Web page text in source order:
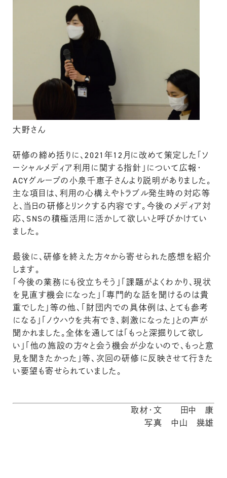
大野さん
研修の締め括りに、2021年12月に改めて策定した「ソ
ーシャルメディア利用に関する指針」について広報・
ACYグループの小泉千恵子さんより説明がありました。
主な項目は、利用の心構えやトラブル発生時の対応等
と、当日の研修とリンクする内容です。今後のメディア対
応、SNSの積極活用に活かして欲しいと呼びかけてい
ました。
最後に、研修を終えた方々から寄せられた感想を紹介
します。
「今後の業務にも役立ちそう」「課題がよくわかり、現状
を見直す機会になった」「専門的な話を聞けるのは貴
重でした」等の他、「財団内での具体例は、とても参考
になる」「ノウハウを共有でき、刺激になった」との声が
聞かれました。全体を通しては「もっと深掘りして欲し
い」「他の施設の方々と会う機会が少ないので、もっと意
見を聞きたかった」等、次回の研修に反映させて行きた
い要望も寄せられていました。
取材・文 田中 康
写真 中山 幾雄